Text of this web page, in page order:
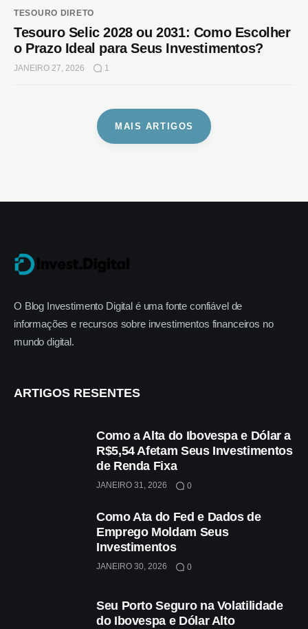
TESOURO DIRETO
Tesouro Selic 2028 ou 2031: Como Escolher
o Prazo Ideal para Seus Investimentos?
JANEIRO 27, 2026 1
MAIS ARTIGOS
O Blog Investimento Digital é uma fonte confiável de
informações e recursos sobre investimentos financeiros no
mundo digital.
ARTIGOS RESENTES
Como a Alta do Ibovespa e Dólar a
R$5,54 Afetam Seus Investimentos
de Renda Fixa
JANEIRO 31, 2026 0
Como Ata do Fed e Dados de
Emprego Moldam Seus
Investimentos
JANEIRO 30, 2026 0
Seu Porto Seguro na Volatilidade
do Ibovespa e Dólar Alto